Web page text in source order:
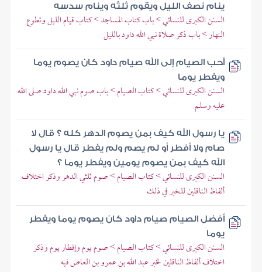
ينام نصف الليل ويقوم ثلثه وينام سدسه
السنن الكبرى للنسائي > باب كتاب المساجد > كتاب قيام الليل وتطوع
النهار > باب ذكر صلاة نبي الله داود بالليل
أحب الصيام إلى الله صيام داود كان يصوم يوما
ويفطر يوما
السنن الكبرى للنسائي > كتاب الصيام > باب صوم نبي الله داود صلى الله
عليه وسلم
يا رسول الله كيف بمن يصوم الدهر كله ؟ قال لا
صام ولا أفطر أو لم يصم ولم يفطر قال يا رسول
الله كيف بمن يصوم يومين ويفطر يوما ؟
السنن الكبرى للنسائي > كتاب الصيام > صوم ثلثي الدهر وذكر اختلاف
ألفاظ الناقلين للخبر في ذلك
أفضل الصيام صيام داود كان يصوم يوما ويفطر
يوما
السنن الكبرى للنسائي > كتاب الصيام > صوم يوم وإفطار يوم وذكر
اختلاف ألفاظ الناقلين لخبر عبد الله بن عمرو بن العاص فيه